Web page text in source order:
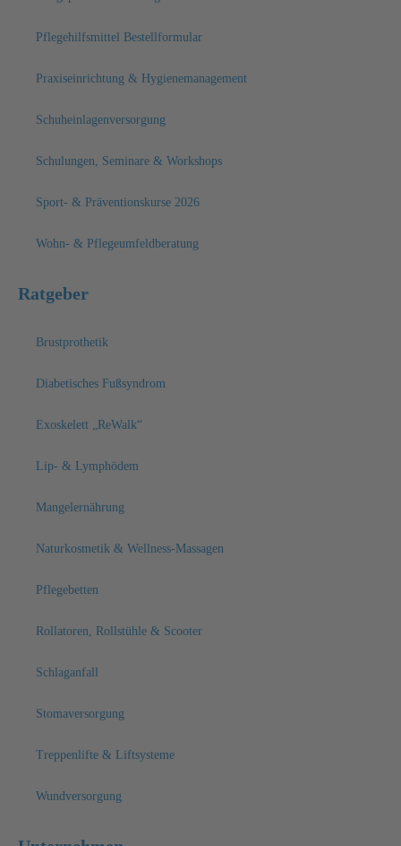
Pflegehilfsmittel Bestellformular
Praxiseinrichtung & Hygienemanagement
Schuheinlagenversorgung
Schulungen, Seminare & Workshops
Sport- & Präventionskurse 2026
Wohn- & Pflegeumfeldberatung
Ratgeber
Brustprothetik
Diabetisches Fußsyndrom
Exoskelett „ReWalk“
Lip- & Lymphödem
Mangelernährung
Naturkosmetik & Wellness-Massagen
Pflegebetten
Rollatoren, Rollstühle & Scooter
Schlaganfall
Stomaversorgung
Treppenlifte & Liftsysteme
Wundversorgung